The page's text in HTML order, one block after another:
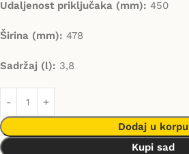
Udaljenost priključaka (mm): 450
Širina (mm): 478
Sadržaj (l): 3,8
Dodaj u korpu
Kupi sad